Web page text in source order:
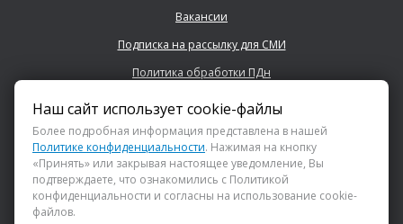
Вакансии
Подписка на рассылку для СМИ
Политика обработки ПДн
+7 (843) 222 0700
info@dsspkazan.ru
Наш сайт использует cookie-файлы
Более подробная информация представлена в нашей
Политике конфиденциальности. Нажимая на кнопку
«Принять» или закрывая настоящее уведомление, Вы
подтверждаете, что ознакомились с Политикой
конфиденциальности и согласны на использование cookie-
файлов.